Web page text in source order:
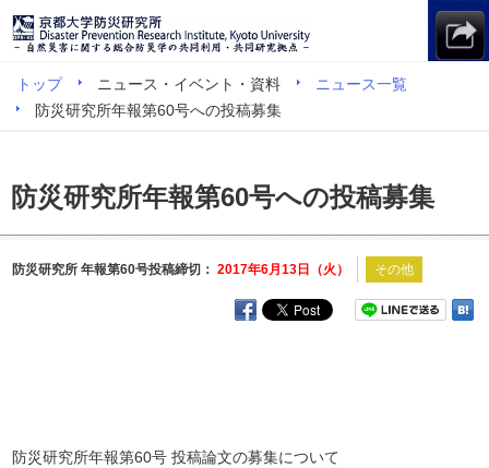
トップ ニュース・イベント・資料
ニュース一覧
防災研究所年報第60号への投稿募集
防災研究所年報第60号への投稿募集
防災研究所 年報第60号投稿締切：2017年6月13日（火） その他
防災研究所年報第60号 投稿論文の募集について